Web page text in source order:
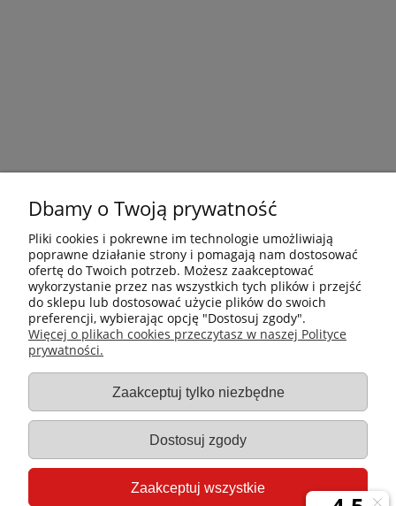
Płatności i dostawa
Gastro-Pol
Moje konto
Pomoc
Dbamy o Twoją prywatność
Pliki cookies i pokrewne im technologie umożliwiają
poprawne działanie strony i pomagają nam dostosować
ofertę do Twoich potrzeb. Możesz zaakceptować
wykorzystanie przez nas wszystkich tych plików i przejść
do sklepu lub dostosować użycie plików do swoich
preferencji, wybierając opcję "Dostosuj zgody".
Więcej o plikach cookies przeczytasz w naszej Polityce
prywatności.
Zaakceptuj tylko niezbędne
Dostosuj zgody
Zaakceptuj wszystkie